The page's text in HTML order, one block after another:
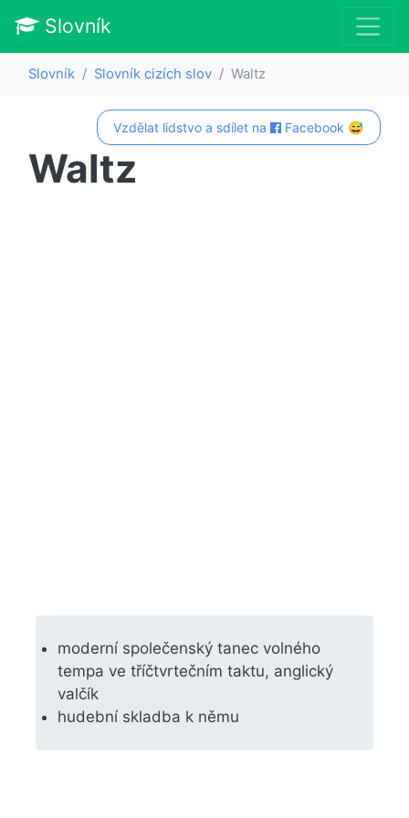
Slovník
Slovník Slovník cizích slov Waltz
Vzdělat lidstvo a sdílet na Facebook 😅
Waltz
moderní společenský tanec volného
tempa ve tříčtvrtečním taktu, anglický
valčík
hudební skladba k němu